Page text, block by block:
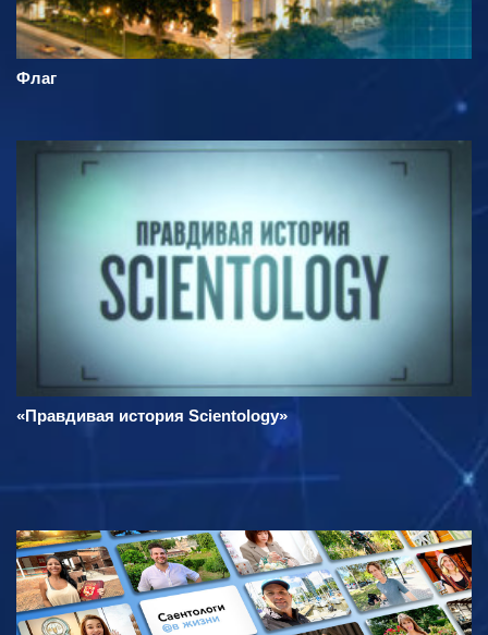
Флаг
«Правдивая история Scientology»